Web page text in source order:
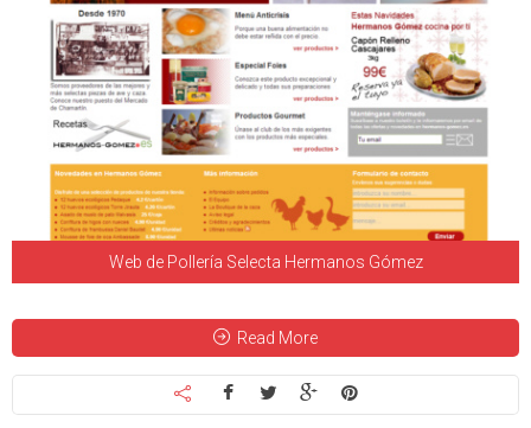
Web de Pollería Selecta Hermanos Gómez
Read More